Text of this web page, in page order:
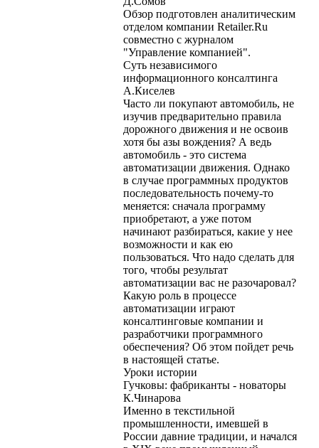
Обзор подготовлен аналитическим
отделом компании Retailer.Ru
совместно с журналом
"Управление компанией".
Суть независимого
информационного консалтинга
А.Киселев
Часто ли покупают автомобиль, не
изучив предварительно правила
дорожного движения и не освоив
хотя бы азы вождения? А ведь
автомобиль - это система
автоматизации движения. Однако
в случае программных продуктов
последовательность почему-то
меняется: сначала программу
приобретают, а уже потом
начинают разбираться, какие у нее
возможности и как ею
пользоваться. Что надо сделать для
того, чтобы результат
автоматизации вас не разочаровал?
Какую роль в процессе
автоматизации играют
консалтинговые компании и
разработчики программного
обеспечения? Об этом пойдет речь
в настоящей статье.
Уроки истории
Гучковы: фабриканты - новаторы
К.Чинарова
Именно в текстильной
промышленности, имевшей в
России давние традиции, и начался